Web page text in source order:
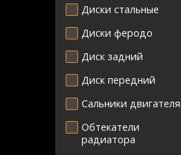
Диски стальные
Диски феродо
Диск задний
Диск передний
Сальники двигателя
Обтекатели
радиатора